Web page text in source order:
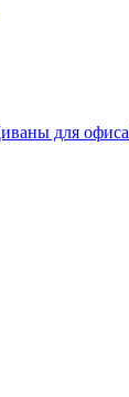
для офиса